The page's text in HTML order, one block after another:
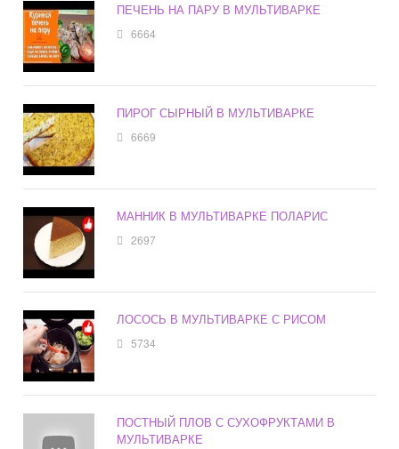
ПЕЧЕНЬ НА ПАРУ В МУЛЬТИВАРКЕ
6664
ПИРОГ СЫРНЫЙ В МУЛЬТИВАРКЕ
6669
МАННИК В МУЛЬТИВАРКЕ ПОЛАРИС
2697
ЛОСОСЬ В МУЛЬТИВАРКЕ С РИСОМ
5734
ПОСТНЫЙ ПЛОВ С СУХОФРУКТАМИ В
МУЛЬТИВАРКЕ